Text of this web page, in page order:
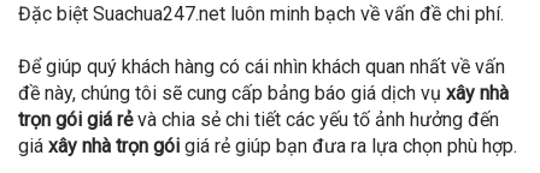
Đặc biệt Suachua247.net luôn minh bạch về vấn đề chi phí.
Để giúp quý khách hàng có cái nhìn khách quan nhất về vấn
đề này, chúng tôi sẽ cung cấp bảng báo giá dịch vụ xây nhà
trọn gói giá rẻvà chia sẻ chi tiết các yếu tố ảnh hưởng đến
giá xây nhà trọn gói giá rẻ giúp bạn đưa ra lựa chọn phù hợp.